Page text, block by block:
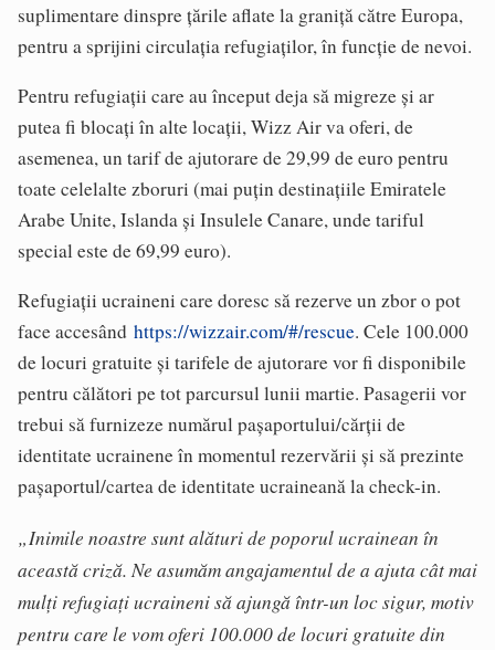
suplimentare dinspre țările aflate la graniță către Europa,
pentru a sprijini circulația refugiaților, în funcție de nevoi.
Pentru refugiații care au început deja să migreze și ar
putea fi blocați în alte locații, Wizz Air va oferi, de
asemenea, un tarif de ajutorare de 29,99 de euro pentru
toate celelalte zboruri (mai puțin destinațiile Emiratele
Arabe Unite, Islanda și Insulele Canare, unde tariful
special este de 69,99 euro).
Refugiații ucraineni care doresc să rezerve un zbor o pot
face accesând https://wizzair.com/#/rescue. Cele 100.000
de locuri gratuite și tarifele de ajutorare vor fi disponibile
pentru călători pe tot parcursul lunii martie. Pasagerii vor
trebui să furnizeze numărul pașaportului/cărții de
identitate ucrainene în momentul rezervării și să prezinte
pașaportul/cartea de identitate ucraineană la check-in.
„Inimile noastre sunt alături de poporul ucrainean în
această criză. Ne asumăm angajamentul de a ajuta cât mai
mulți refugiați ucraineni să ajungă într-un loc sigur, motiv
pentru care le vom oferi 100.000 de locuri gratuite din